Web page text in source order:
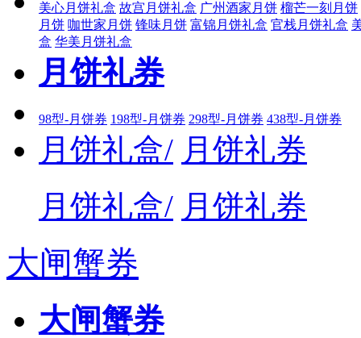
美心月饼礼盒 故宫月饼礼盒 广州酒家月饼 榴芒一刻月饼
月饼 咖世家月饼 锋味月饼 富锦月饼礼盒 官栈月饼礼盒
盒 华美月饼礼盒
月饼礼券
98型-月饼券 198型-月饼券 298型-月饼券 438型-月饼券
月饼礼盒/ 月饼礼券
月饼礼盒/ 月饼礼券
大闸蟹券
大闸蟹券